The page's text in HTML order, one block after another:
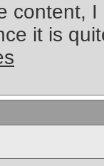
content,
it is